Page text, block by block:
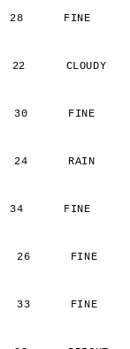
28      FINE
22      CLOUDY
30      FINE
24      RAIN
34      FINE
26      FINE
33      FINE